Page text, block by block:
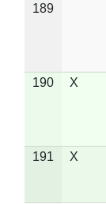
189
190 X
191 X